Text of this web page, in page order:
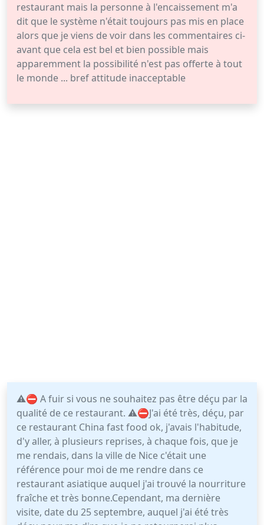
restaurant mais la personne à l'encaissement m'a
dit que le système n'était toujours pas mis en place
alors que je viens de voir dans les commentaires ci-
avant que cela est bel et bien possible mais
apparemment la possibilité n'est pas offerte à tout
le monde ... bref attitude inacceptable
⚠️⛔ A fuir si vous ne souhaitez pas être déçu par la
qualité de ce restaurant. ⚠️⛔J'ai été très, déçu, par
ce restaurant China fast food ok, j'avais l'habitude,
d'y aller, à plusieurs reprises, à chaque fois, que je
me rendais, dans la ville de Nice c'était une
référence pour moi de me rendre dans ce
restaurant asiatique auquel j'ai trouvé la nourriture
fraîche et très bonne.Cependant, ma dernière
visite, date du 25 septembre, auquel j'ai été très